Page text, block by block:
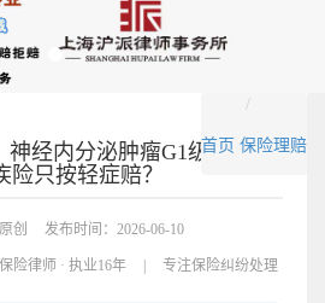
首页 保险理赔
神经内分泌肿瘤G1级，为什
险只按轻症赔？
创 发布时间：2026-06-10
险律师 · 执业16年 | 专注保险纠纷处理